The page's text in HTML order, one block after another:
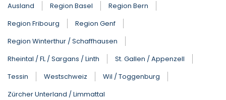
Ausland Region Basel
Region Bern
Region Fribourg
Region Genf
Region Winterthur / Schaffhausen
Rheintal / FL / Sargans / Linth
St. Gallen / Appenzell
Tessin
Westschweiz
Wil / Toggenburg
Zürcher Unterland / Limmattal